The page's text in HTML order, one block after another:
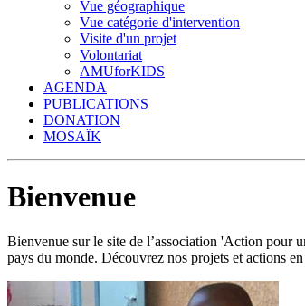
Vue géographique
Vue catégorie d'intervention
Visite d'un projet
Volontariat
AMUforKIDS
AGENDA
PUBLICATIONS
DONATION
MOSAÏK
Bienvenue
Bienvenue sur le site de l’association 'Action pour
pays du monde. Découvrez nos projets et actions